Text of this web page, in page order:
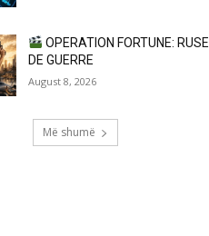
OPERATION FORTUNE: RUSE
DE GUERRE
August 8, 2026
Më shumë